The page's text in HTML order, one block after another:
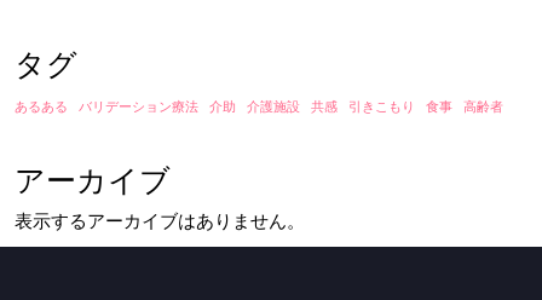
い
イ
ン
ト
タグ
あるある バリデーション療法 介助 介護施設 共感 引きこもり 食事 高齢者
アーカイブ
表示するアーカイブはありません。